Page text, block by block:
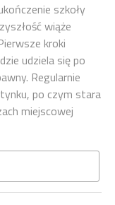
szkoły
wiąże
kroki
udziela się po
Regularnie
po czym stara
miejscowej